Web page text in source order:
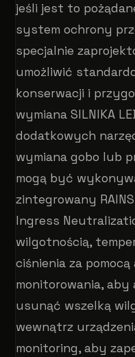
jeśli jest to
system ochrony
specjalnie
umożliwić
konserwacji i
wymiana SILNIKA
dodatkowych
wymiana gobo lub
mogą być
zintegrowany
Ingress
wilgotnością,
ciśnienia za
monitorowania,
usunąć wszelką
wewnątrz
monitoring, aby